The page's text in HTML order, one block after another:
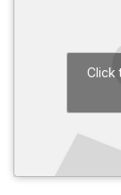
Click